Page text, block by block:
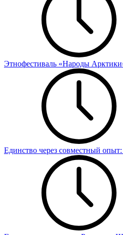
Этнофестиваль «Народы
Единство через совместный